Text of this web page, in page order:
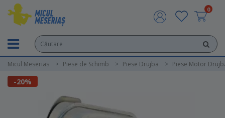
0
Micul Meserias Piese de Schimb Piese Drujba Piese Motor
-20%